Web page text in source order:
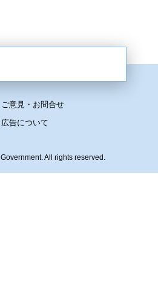
広告について
All rights reserved.